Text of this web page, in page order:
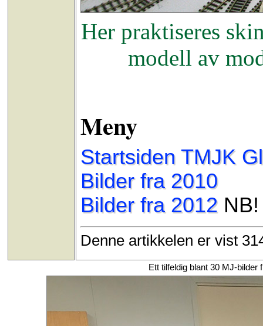
Her praktiseres
modell av
Meny
Startsiden TMJK
Bilder fra 2010
Bilder fra 2012NB!
Denne artikkelen er vist
Ett tilfeldig blant 30 MJ-